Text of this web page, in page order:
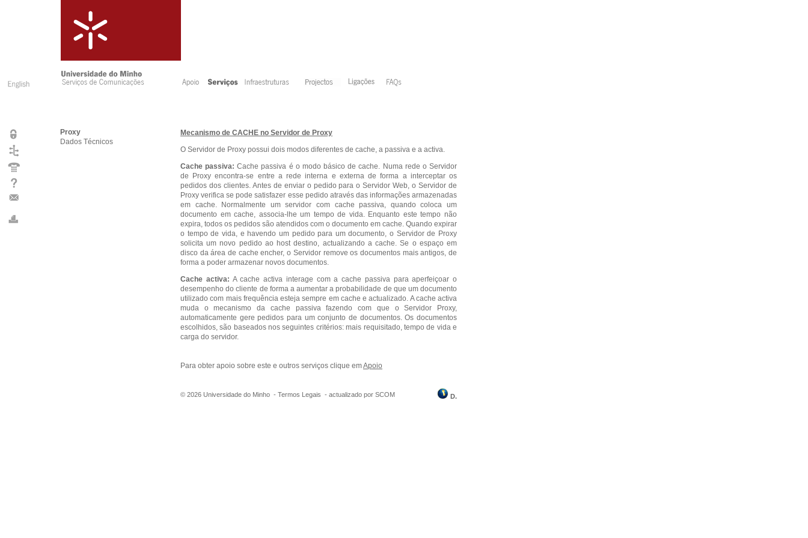
Proxy
Dados Técnicos
Mecanismo de CACHE no Servidor de Proxy
O Servidor de Proxy possui dois modos diferentes de cache, a passiva e a activa.
Cache passiva: Cache passiva é o modo básico de cache. Numa rede o Servidor
de Proxy encontra-se entre a rede interna e externa de forma a interceptar os
pedidos dos clientes. Antes de enviar o pedido para o Servidor Web, o Servidor de
Proxy verifica se pode satisfazer esse pedido através das informações armazenadas
em cache. Normalmente um servidor com cache passiva, quando coloca um
documento em cache, associa-lhe um tempo de vida. Enquanto este tempo não
expira, todos os pedidos são atendidos com o documento em cache. Quando expirar
o tempo de vida, e havendo um pedido para um documento, o Servidor de Proxy
solicita um novo pedido ao host destino, actualizando a cache. Se o espaço em
disco da área de cache encher, o Servidor remove os documentos mais antigos, de
forma a poder armazenar novos documentos.
Cache activa: A cache activa interage com a cache passiva para aperfeiçoar o
desempenho do cliente de forma a aumentar a probabilidade de que um documento
utilizado com mais frequência esteja sempre em cache e actualizado. A cache activa
muda o mecanismo da cache passiva fazendo com que o Servidor Proxy,
automaticamente gere pedidos para um conjunto de documentos. Os documentos
escolhidos, são baseados nos seguintes critérios: mais requisitado, tempo de vida e
carga do servidor.
Para obter apoio sobre este e outros serviços clique emApoio
© 2026 Universidade do Minho - Termos Legais - actualizado por SCOM D.